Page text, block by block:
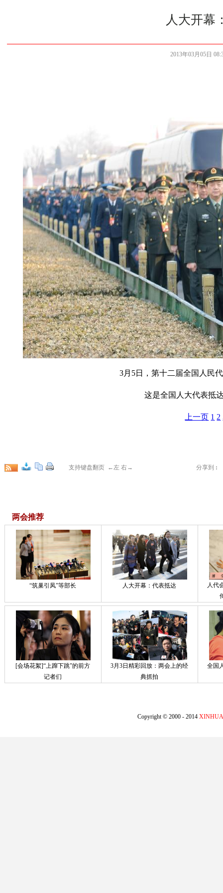
人大开幕
2013年03月05日
3月5日，第十二届全国人民
这是全国人大代表抵
上一页 1 2
支持键盘翻页 ←左 右→ 分享到 :
两会推荐
“筑巢引凤”等部长 人大开幕：代表抵达
人代
[会场花絮]“上蹿下跳”的前方
记者们
3月3日精彩回放：两会上的经
典抓拍
全国
Copyright © 2000 - 2014